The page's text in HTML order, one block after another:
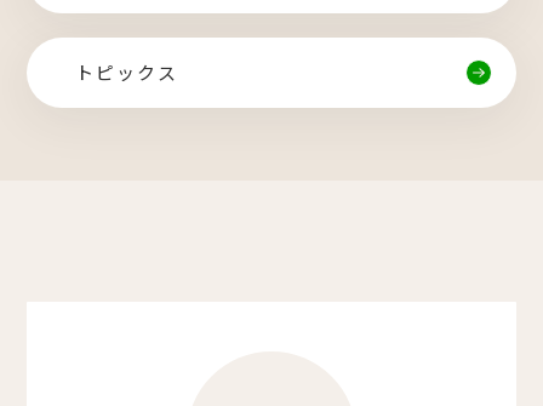
トピックス